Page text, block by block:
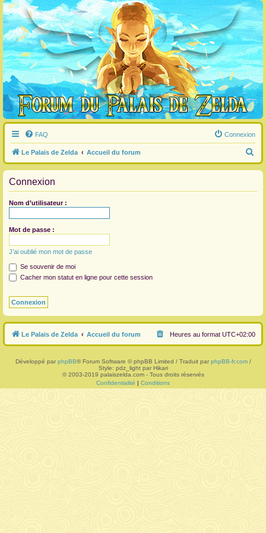
FAQ Connexion
Le Palais de Zelda Accueil du forum
e
Connexion
Nom d’utilisateur :
Mot de passe :
J’ai oublié mon mot de passe
Se souvenir de moi
Cacher mon statut en ligne pour cette session
Le Palais de Zelda Accueil du forum Heures au format UTC+02:00
Développé par phpBB® Forum Software © phpBB Limited / Traduit par phpBB-fr.com/
Style: pdz_light par Hikari
© 2003-2019 palaiszelda.com - Tous droits réservés
Confidentialité | Conditions